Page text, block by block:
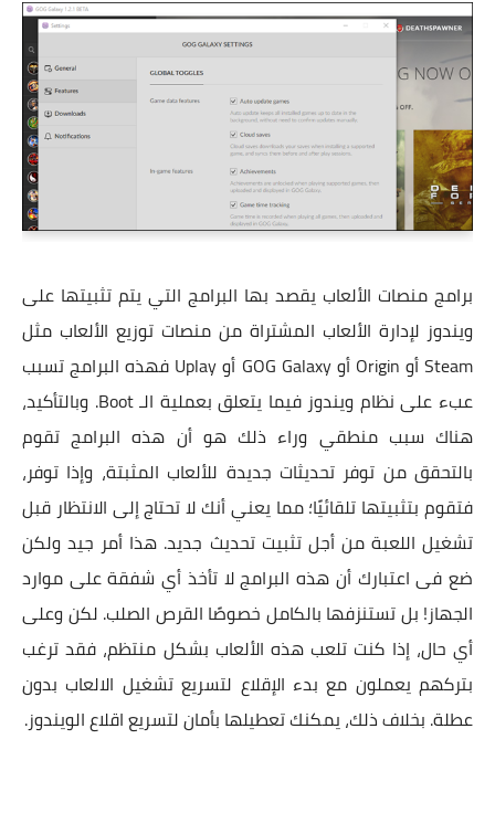
برامج منصات الألعاب يقصد بها البرامج التي يتم تثبيتها على
ويندوز لإدارة الألعاب المشتراة من منصات توزيع الألعاب مثل
Steam أو Origin أو GOG Galaxy أو Uplay فهذه البرامج تسبب
عبء على نظام ويندوز فيما يتعلق بعملية الـ Boot. وبالتأكيد،
هناك سبب منطقي وراء ذلك هو أن هذه البرامج تقوم
بالتحقق من توفر تحديثات جديدة للألعاب المثبتة، وإذا توفر،
فتقوم بتثبيتها تلقائيًا؛ مما يعني أنك لا تحتاج إلى الانتظار قبل
تشغيل اللعبة من أجل تثبيت تحديث جديد. هذا أمر جيد ولكن
ضع فى اعتبارك أن هذه البرامج لا تأخذ أي شفقة على موارد
الجهاز! بل تستنزفها بالكامل خصوصًا القرص الصلب. لكن وعلى
أي حال، إذا كنت تلعب هذه الألعاب بشكل منتظم، فقد ترغب
بتركهم يعملون مع بدء الإقلاع لتسريع تشغيل الالعاب بدون
عطلة. بخلاف ذلك، يمكنك تعطيلها بأمان لتسريع اقلاع الويندوز.